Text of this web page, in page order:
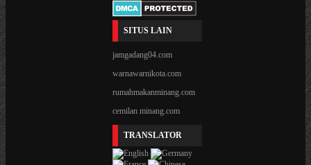
SITUS LAIN
jamgadang04.com
warnawarnikota.com
rumahmakanminang.com
cemilan minang.com
TRANSLATOR